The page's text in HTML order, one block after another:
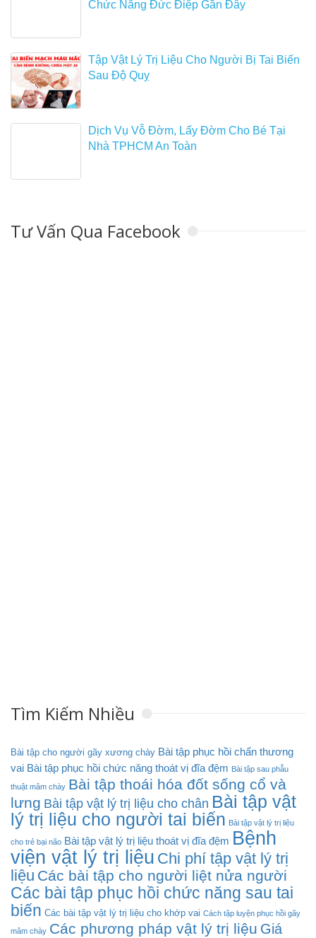
Chức Năng Đức Điệp Gần Đây
Tập Vật Lý Trị Liệu Cho Người Bị Tai Biến
Sau Độ Quỵ
Dịch Vụ Vỗ Đờm, Lấy Đờm Cho Bé Tại
Nhà TPHCM An Toàn
Tư Vấn Qua Facebook
Tìm Kiếm Nhiều
Bài tập cho người gãy xương chày Bài tập phục hồi chấn thương
vai Bài tập phục hồi chức năng thoát vị đĩa đệm Bài tập sau phẫu
thuật mâm chày Bài tập thoái hóa đốt sống cổ và
lưng Bài tập vật lý trị liệu cho chân Bài tập vật
lý trị liệu cho người tai biến Bài tập vật lý trị liệu
cho trẻ bại não Bài tập vật lý trị liệu thoát vị đĩa đệm Bệnh
viện vật lý trị liệu Chi phí tập vật lý trị
liệu Các bài tập cho người liệt nửa người
Các bài tập phục hồi chức năng sau tai
biến Các bài tập vật lý trị liệu cho khớp vai Cách tập luyện phục hồi gãy
mâm chày Các phương pháp vật lý trị liệu Giá